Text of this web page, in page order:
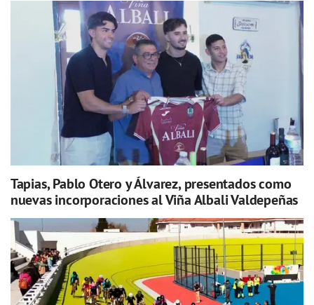
Tapias, Pablo Otero y Álvarez, presentados como
nuevas incorporaciones al Viña Albali Valdepeñas